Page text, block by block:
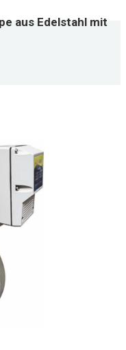
aus Edelstahl mit